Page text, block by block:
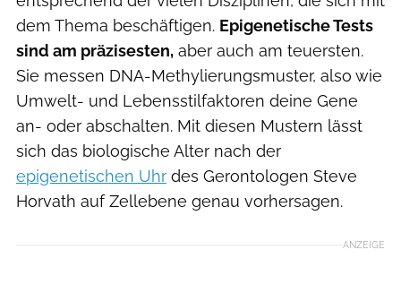
dem Thema beschäftigen. Epigenetische Tests
sind am präzisesten, aber auch am teuersten.
Sie messen DNA-Methylierungsmuster, also wie
Umwelt- und Lebensstilfaktoren deine Gene
an- oder abschalten. Mit diesen Mustern lässt
sich das biologische Alter nach der
epigenetischen Uhr des Gerontologen Steve
Horvath auf Zellebene genau vorhersagen.
ANZEIGE